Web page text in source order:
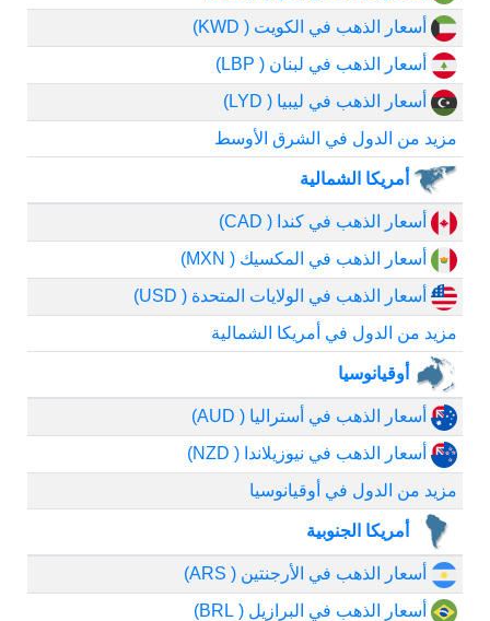
أسعار الذهب في الكويت ( KWD)
أسعار الذهب في لبنان ( LBP)
أسعار الذهب في ليبيا ( LYD)
مزيد من الدول في الشرق الأوسط
أمريكا الشمالية
أسعار الذهب في كندا ( CAD)
أسعار الذهب في المكسيك ( MXN)
أسعار الذهب في الولايات المتحدة ( USD)
مزيد من الدول في أمريكا الشمالية
أوقيانوسيا
أسعار الذهب في أستراليا ( AUD)
أسعار الذهب في نيوزيلاندا ( NZD)
مزيد من الدول في أوقيانوسيا
أمريكا الجنوبية
أسعار الذهب في الأرجنتين ( ARS)
أسعار الذهب في البرازيل ( BRL)